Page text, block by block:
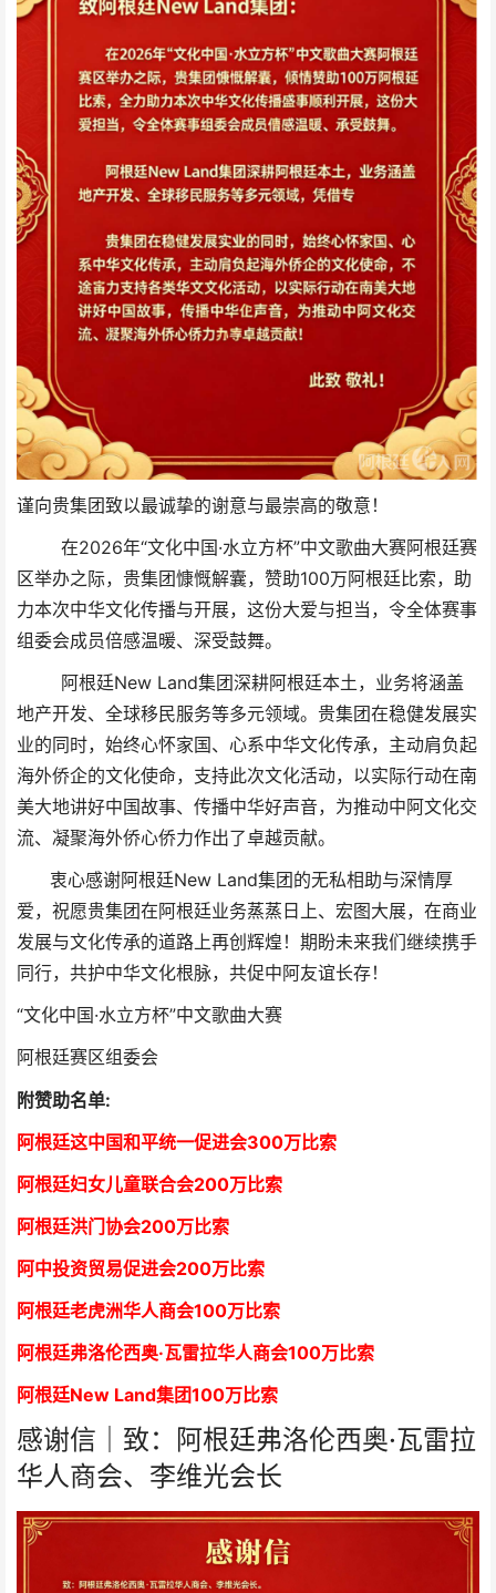
谨向贵集团致以最诚挚的谢意与最崇高的敬意！
在2026年“文化中国·水立方杯”中文歌曲大赛阿根廷赛
区举办之际，贵集团慷慨解囊，赞助100万阿根廷比索，助
力本次中华文化传播与开展，这份大爱与担当，令全体赛事
组委会成员倍感温暖、深受鼓舞。
阿根廷New Land集团深耕阿根廷本土，业务将涵盖
地产开发、全球移民服务等多元领域。贵集团在稳健发展实
业的同时，始终心怀家国、心系中华文化传承，主动肩负起
海外侨企的文化使命，支持此次文化活动，以实际行动在南
美大地讲好中国故事、传播中华好声音，为推动中阿文化交
流、凝聚海外侨心侨力作出了卓越贡献。
衷心感谢阿根廷New Land集团的无私相助与深情厚
爱，祝愿贵集团在阿根廷业务蒸蒸日上、宏图大展，在商业
发展与文化传承的道路上再创辉煌！期盼未来我们继续携手
同行，共护中华文化根脉，共促中阿友谊长存！
“文化中国·水立方杯”中文歌曲大赛
阿根廷赛区组委会
附赞助名单:
阿根廷这中国和平统一促进会300万比索
阿根廷妇女儿童联合会200万比索
阿根廷洪门协会200万比索
阿中投资贸易促进会200万比索
阿根廷老虎洲华人商会100万比索
阿根廷弗洛伦西奥·瓦雷拉华人商会100万比索
阿根廷New Land集团100万比索
感谢信｜致：阿根廷弗洛伦西奥·瓦雷拉
华人商会、李维光会长